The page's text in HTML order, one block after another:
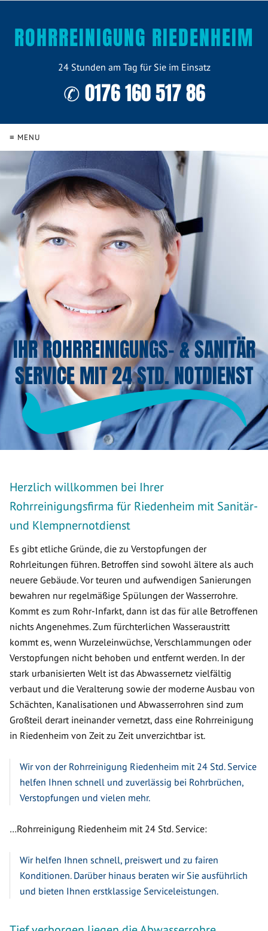
ROHRREINIGUNG RIEDENHEIM
24 Stunden am Tag für Sie im Einsatz
✆ 0176 160 517 86
≡ MENU
IHR ROHRREINIGUNGS- & SANITÄR
SERVICE MIT 24 STD. NOTDIENST
Herzlich willkommen bei Ihrer
Rohrreinigungsfirma für Riedenheim mit Sanitär-
und Klempnernotdienst
Es gibt etliche Gründe, die zu Verstopfungen der
Rohrleitungen führen. Betroffen sind sowohl ältere als auch
neuere Gebäude. Vor teuren und aufwendigen Sanierungen
bewahren nur regelmäßige Spülungen der Wasserrohre.
Kommt es zum Rohr-Infarkt, dann ist das für alle Betroffenen
nichts Angenehmes. Zum fürchterlichen Wasseraustritt
kommt es, wenn Wurzeleinwüchse, Verschlammungen oder
Verstopfungen nicht behoben und entfernt werden. In der
stark urbanisierten Welt ist das Abwassernetz vielfältig
verbaut und die Veralterung sowie der moderne Ausbau von
Schächten, Kanalisationen und Abwasserrohren sind zum
Großteil derart ineinander vernetzt, dass eine Rohrreinigung
in Riedenheim von Zeit zu Zeit unverzichtbar ist.
Wir von der Rohrreinigung Riedenheim mit 24 Std. Service
helfen Ihnen schnell und zuverlässig bei Rohrbrüchen,
Verstopfungen und vielen mehr.
…Rohrreinigung Riedenheim mit 24 Std. Service:
Wir helfen Ihnen schnell, preiswert und zu fairen
Konditionen. Darüber hinaus beraten wir Sie ausführlich
und bieten Ihnen erstklassige Serviceleistungen.